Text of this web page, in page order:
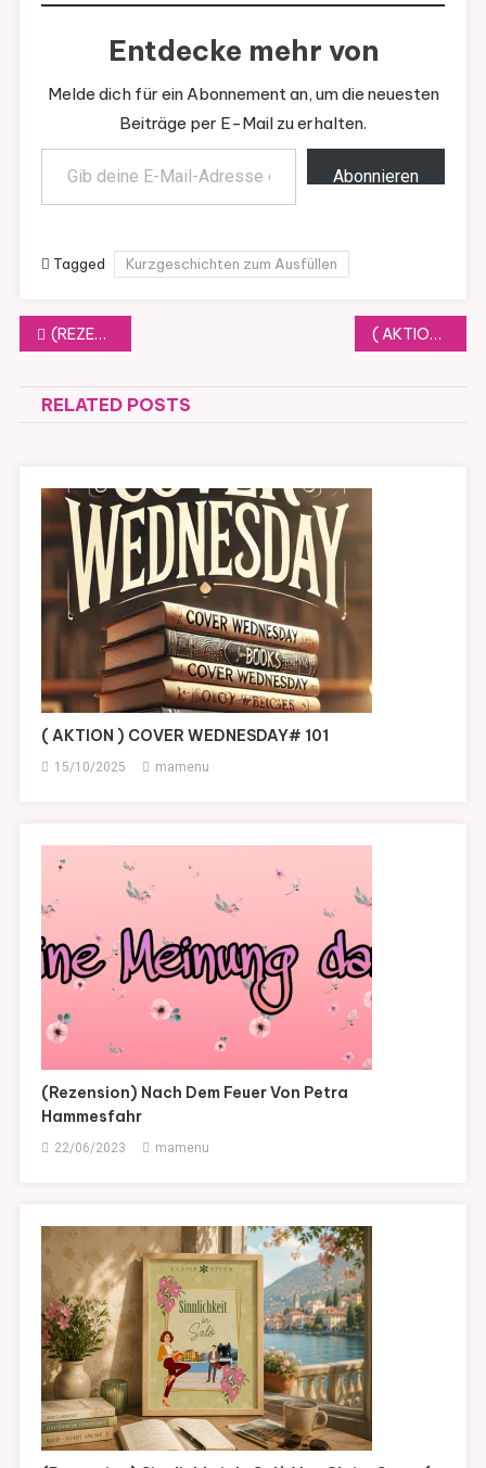
Entdecke mehr von
Melde dich für ein Abonnement an, um die neuesten
Beiträge per E-Mail zu erhalten.
Gib deine E-Mail-Adresse ein ...
Abonnieren
Tagged Kurzgeschichten zum Ausfüllen
Beitragsnavigation
(REZENSION) Das Baumhaus von Vera Buck ( AKTION ) COVER WEDNESDAY# 100
RELATED POSTS
( AKTION ) COVER WEDNESDAY# 101
15/10/2025 mamenu
(Rezension) Nach Dem Feuer Von Petra
Hammesfahr
22/06/2023 mamenu